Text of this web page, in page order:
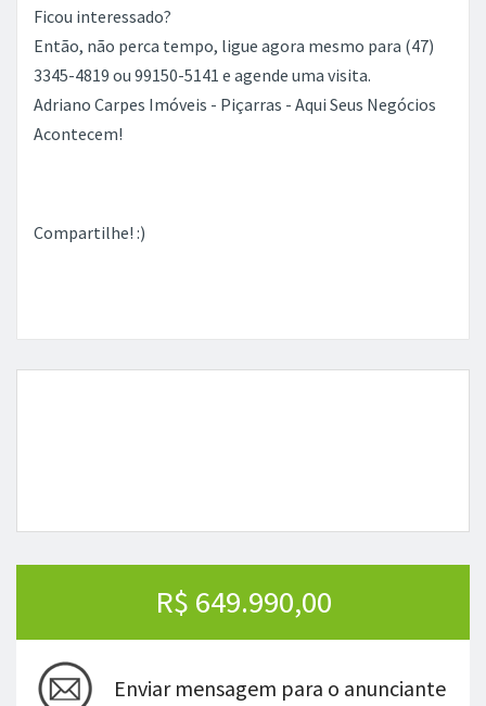
Ficou interessado?
Então, não perca tempo, ligue agora mesmo para (47)
3345-4819 ou 99150-5141 e agende uma visita.
Adriano Carpes Imóveis - Piçarras - Aqui Seus Negócios
Acontecem!
Compartilhe! :)
R$ 649.990,00
Enviar mensagem para o anunciante